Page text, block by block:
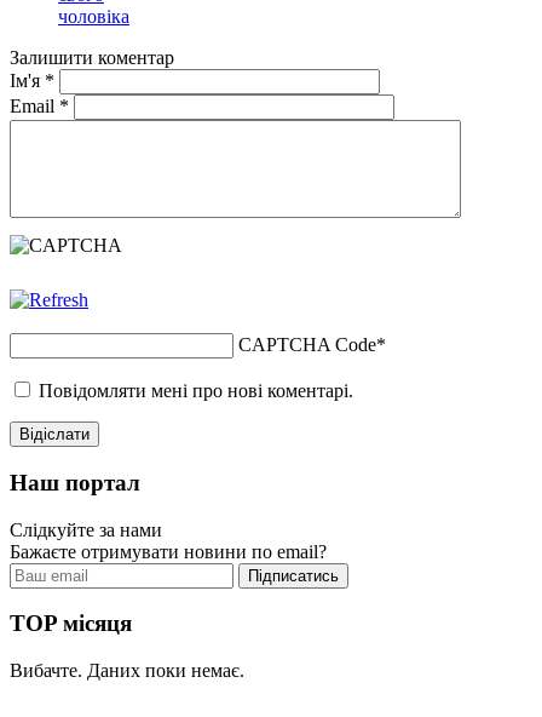
чоловіка
Залишити коментар
Ім'я *
Email *
CAPTCHA Code*
Повідомляти мені про нові коментарі.
Наш портал
Слідкуйте за нами
Бажаєте отримувати новини по email?
TOP місяця
Вибачте. Даних поки немає.